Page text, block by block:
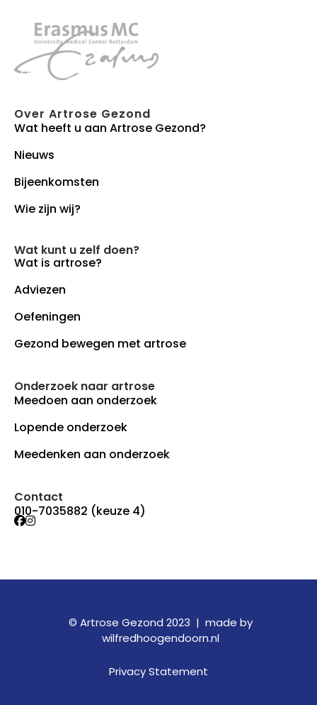
Over Artrose Gezond
Wat heeft u aan Artrose Gezond?
Nieuws
Bijeenkomsten
Wie zijn wij?
Wat kunt u zelf doen?
Wat is artrose?
Adviezen
Oefeningen
Gezond bewegen met artrose
Onderzoek naar artrose
Meedoen aan onderzoek
Lopende onderzoek
Meedenken aan onderzoek
Contact
010-7035882 (keuze 4)
© Artrose Gezond 2023 | made by
wilfredhoogendoorn.nl
Privacy Statement